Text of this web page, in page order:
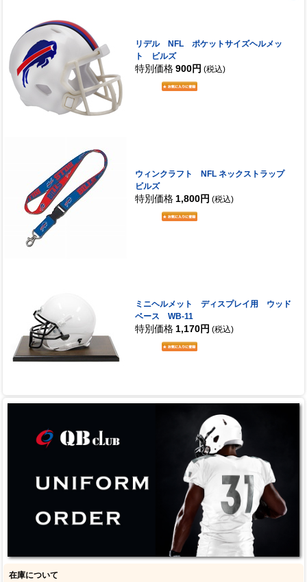
リデル NFL ポケットサイズヘルメッ
ト ビルズ
特別価格 900円 (税込)
ウィンクラフト NFL ネックストラップ
ビルズ
特別価格 1,800円 (税込)
ミニヘルメット ディスプレイ用 ウッド
ベース WB-11
特別価格 1,170円 (税込)
在庫について